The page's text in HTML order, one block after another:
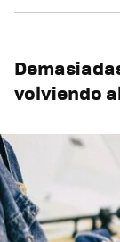
volviendo